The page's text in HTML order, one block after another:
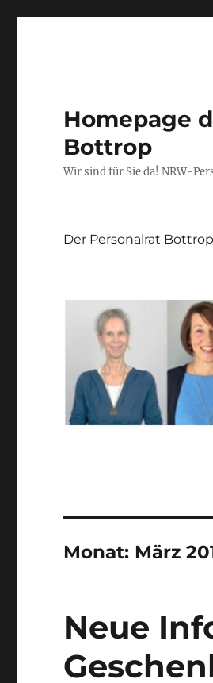
Homepage
Bottrop
Wir sind für Sie da! NRW-
Der Personalrat Bottrop
Monat: März
Neue